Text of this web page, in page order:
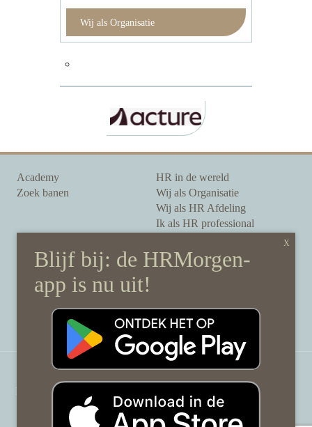
Wij als Organisatie
Academy
Zoek banen
HR in de wereld
Wij als Organisatie
Wij als HR Afdeling
Ik als HR professional
Onze auteurs
Onze partners
Sponsoring
Over HRMorgen
Disclaimer & gedragscode
HRMorgen.nl